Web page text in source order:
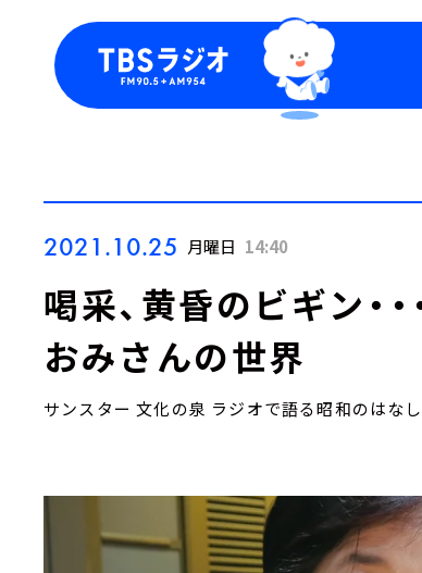
2021.10.25 月曜日 14:40
喝采、黄昏のビギン・
おみさんの世界
サンスター 文化の泉 ラジオで語る昭和のはなし